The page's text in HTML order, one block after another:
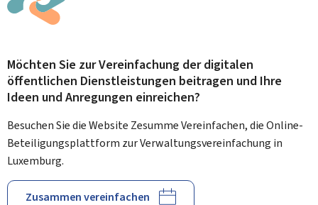
Möchten Sie zur Vereinfachung der digitalen
öffentlichen Dienstleistungen beitragen und Ihre
Ideen und Anregungen einreichen?
Besuchen Sie die Website Zesumme Vereinfachen, die Online-
Beteiligungsplattform zur Verwaltungsvereinfachung in
Luxemburg.
Zusammen vereinfachen